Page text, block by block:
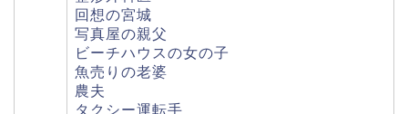
回想の宮城
写真屋の親父
ビーチハウスの女の子
魚売りの老婆
農夫
タクシー運転手